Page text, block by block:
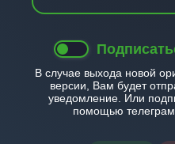
В случае выхода новой
версии, Вам будет
уведомление. Или
помощью телеграм